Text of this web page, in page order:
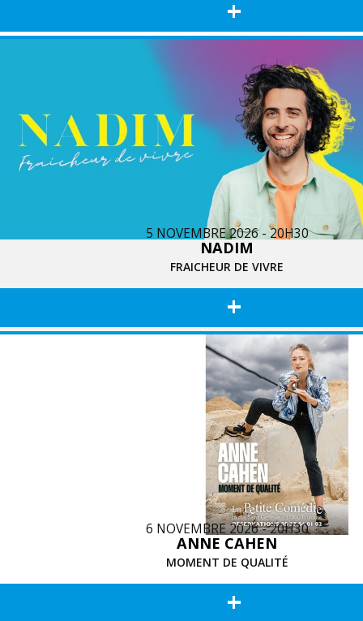
+
5 NOVEMBRE 2026 - 20H30
NADIM
FRAICHEUR DE VIVRE
+
6 NOVEMBRE 2026 - 20H30
ANNE CAHEN
MOMENT DE QUALITÉ
+